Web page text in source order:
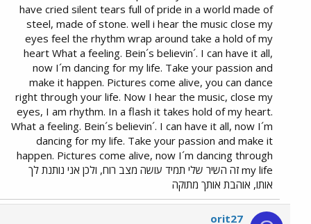
have cried silent tears full of pride in a world made of
steel, made of stone. well i hear the music close my
eyes feel the rhythm wrap around take a hold of my
heart What a feeling. Bein´s believin´. I can have it all,
now I´m dancing for my life. Take your passion and
make it happen. Pictures come alive, you can dance
right through your life. Now I hear the music, close my
eyes, I am rhythm. In a flash it takes hold of my heart.
What a feeling. Bein´s believin´. I can have it all, now I´m
dancing for my life. Take your passion and make it
happen. Pictures come alive, now I´m dancing through
my life זה השיר שלי תמיד עושה מצב רוח, ולכן אני נותנת לך
אותו, אוהבת אותך מתוקה
orit27